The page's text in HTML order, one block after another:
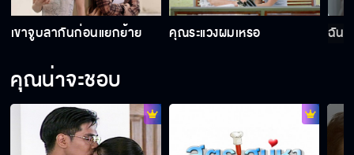
เขาจูบลากันก่อนแยกย้าย คุณระแวงผมเหรอ ฉันก็
คุณน่าจะชอบ